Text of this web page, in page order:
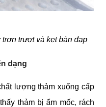
trượt và kẹt bàn đạp
dạng
lượng thảm xuống cấp
thảm bị ẩm mốc, rách